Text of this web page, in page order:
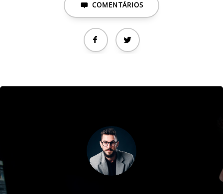
COMENTÁRIOS